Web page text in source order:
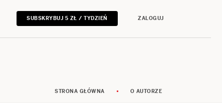
SUBSKRYBUJ 5 ZŁ / TYDZIEŃ ZALOGUJ
STRONA GŁÓWNA O AUTORZE